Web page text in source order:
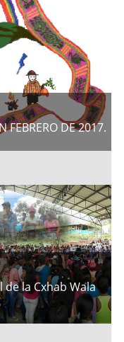
FEBRERO DE 2017.
la Cxhab Wala